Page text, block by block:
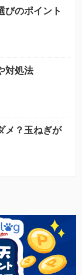
びのポイント
対処法
メ？玉ねぎが